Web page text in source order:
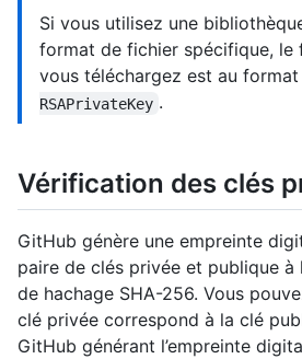
Si vous utilisez une
format de fichier spécifique, le
vous téléchargez est au format
RSAPrivateKey .
Vérification des clés
GitHub génère une empreinte
paire de clés privée et publique à
de hachage SHA-256. Vous
clé privée correspond à la clé
GitHub générant l’empreinte